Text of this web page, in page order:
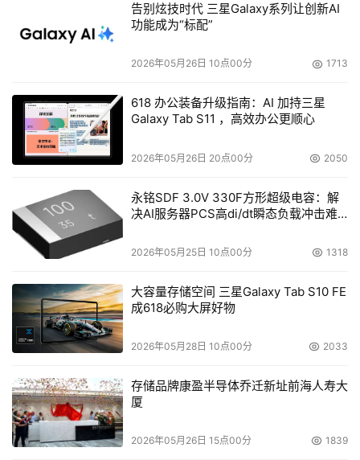
灾难恢复中心的建设周期都在18个月到24个月之间），投
入资金大，而且在灾难恢复中心，维护成本、管理经验、应
急策略的规范等方面都是持续的挑战。至于共建，虽然成本
责任的界定等问题，一直没有成为企业灾难恢复的主流选
择。
其实还可以考虑另外一种实现灾难恢复服务的方式，即
灾难恢复服务外包。将服务托管给第三方，节省巨额投资，
缩短企业获得灾难恢复服务的时间，还可以获得专业的服务
和经验。
在国外，外包已经成为一种趋势。调查显示，使用灾难
备份外包服务的比例达到了71%，这其中也包括美国国防部
的灾备系统、澳大利亚政府的电子政务系统等。目前我国能
够提供灾难恢复外包服务的服务商还很少，相信随着灾难恢
猛发展，到时候，老吴的烦恼就会少很多。
告别炫技时代 三星Galaxy系列让创新AI
功能成为“标配”
2026年05月26日 10点00分 1713
618 办公装备升级指南：AI 加持三星
Galaxy Tab S11 ，高效办公更顺心
2026年05月26日 20点00分 2050
永铭SDF 3.0V 330F方形超级电容：解
决AI服务器PCS高di/dt瞬态负载冲击难
2026年05月25日 10点00分 1318
大容量存储空间 三星Galaxy Tab S10 FE
成618必购大屏好物
2026年05月28日 10点00分 2033
存储品牌康盈半导体乔迁新址前海人寿大
厦
2026年05月26日 15点00分 1839